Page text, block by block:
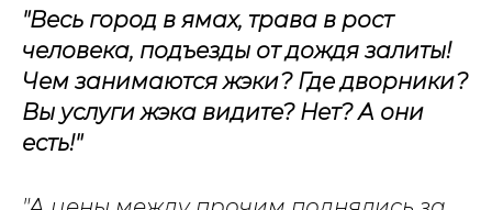
"Весь город в ямах, трава в рост
человека, подъезды от дождя залиты!
Чем занимаются жэки? Где дворники?
Вы услуги жэка видите? Нет? А они
есть!"